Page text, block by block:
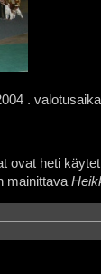
. valotusaika
ovat heti
mainittava